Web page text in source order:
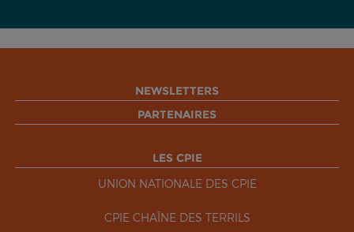
NEWSLETTERS
PARTENAIRES
LES CPIE
UNION NATIONALE DES CPIE
CPIE CHAÎNE DES TERRILS